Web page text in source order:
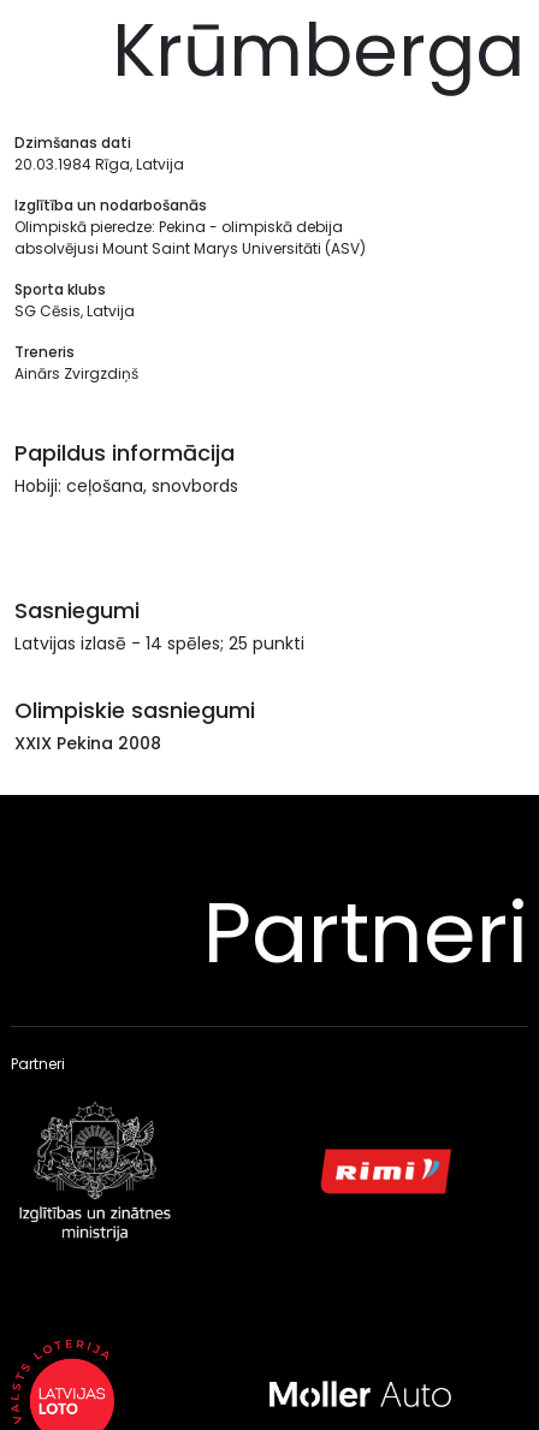
Krūmberga
Dzimšanas dati
20.03.1984 Rīga, Latvija
Izglītība un nodarbošanās
Olimpiskā pieredze: Pekina - olimpiskā debija
absolvējusi Mount Saint Marys Universitāti (ASV)
Sporta klubs
SG Cēsis, Latvija
Treneris
Ainārs Zvirgzdiņš
Papildus informācija
Hobiji: ceļošana, snovbords
Sasniegumi
Latvijas izlasē - 14 spēles; 25 punkti
Olimpiskie sasniegumi
XXIX Pekina 2008
Partneri
Partneri